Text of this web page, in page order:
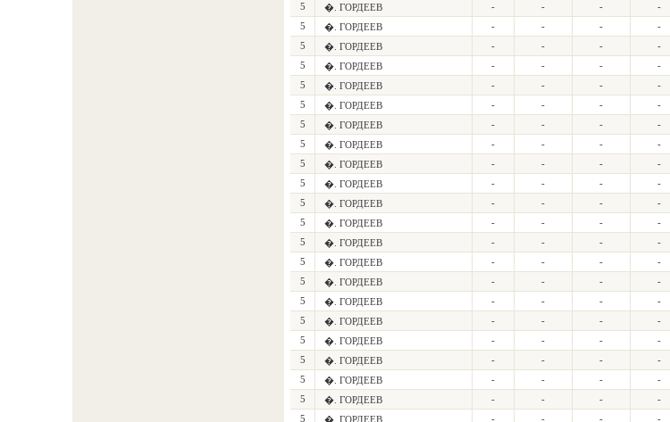
5
�. ГОРДЕЕВ - - - -
5
�. ГОРДЕЕВ - - - -
5
�. ГОРДЕЕВ - - - -
5
�. ГОРДЕЕВ - - - -
5
�. ГОРДЕЕВ - - - -
5
�. ГОРДЕЕВ - - - -
5
�. ГОРДЕЕВ - - - -
5
�. ГОРДЕЕВ - - - -
5
�. ГОРДЕЕВ - - - -
5
�. ГОРДЕЕВ - - - -
5
�. ГОРДЕЕВ - - - -
5
�. ГОРДЕЕВ - - - -
5
�. ГОРДЕЕВ - - - -
5
�. ГОРДЕЕВ - - - -
5
�. ГОРДЕЕВ - - - -
5
�. ГОРДЕЕВ - - - -
5
�. ГОРДЕЕВ - - - -
5
�. ГОРДЕЕВ - - - -
5
�. ГОРДЕЕВ - - - -
5
�. ГОРДЕЕВ - - - -
5
�. ГОРДЕЕВ - - - -
5
�. ГОРДЕЕВ - - - -